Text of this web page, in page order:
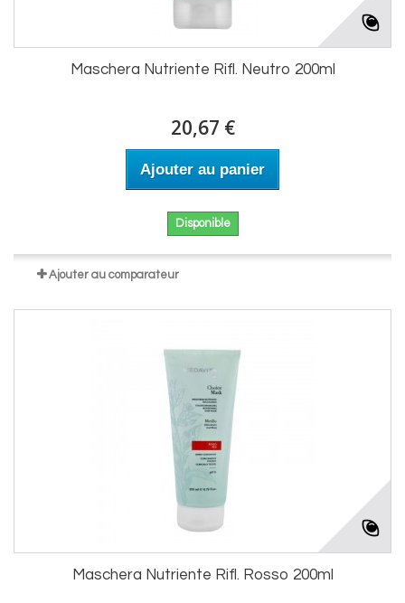
Maschera Nutriente Rifl. Neutro 200ml
20,67 €
Ajouter au panier
Disponible
Ajouter au comparateur
Maschera Nutriente Rifl. Rosso 200ml